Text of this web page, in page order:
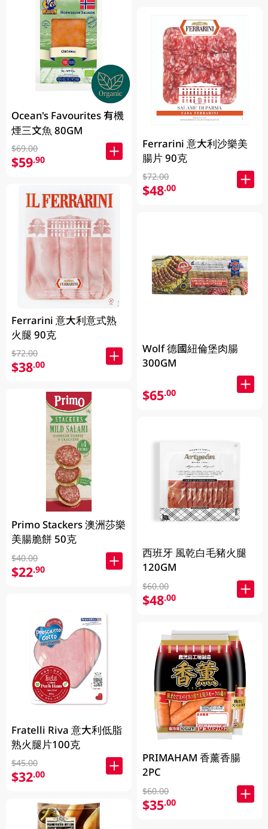
Ocean's Favourites 有機
煙三文魚 80GM
$69.00
$59.90
Ferrarini 意大利意式熟
火腿 90克
$72.00
$38.00
Primo Stackers 澳洲莎樂
美腸脆餅 50克
$40.00
$22.90
Fratelli Riva 意大利低脂
熟火腿片100克
$45.00
$32.00
Ferrarini 意大利沙樂美
腸片 90克
$72.00
$48.00
Wolf 德國紐倫堡肉腸
300GM
$65.00
西班牙 風乾白毛豬火腿
120GM
$60.00
$48.00
PRIMAHAM 香薰香腸
2PC
$60.00
$35.00